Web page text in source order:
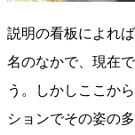
説明の看板によれ
名のなかで、現在
う。しかしここか
ションでその姿の